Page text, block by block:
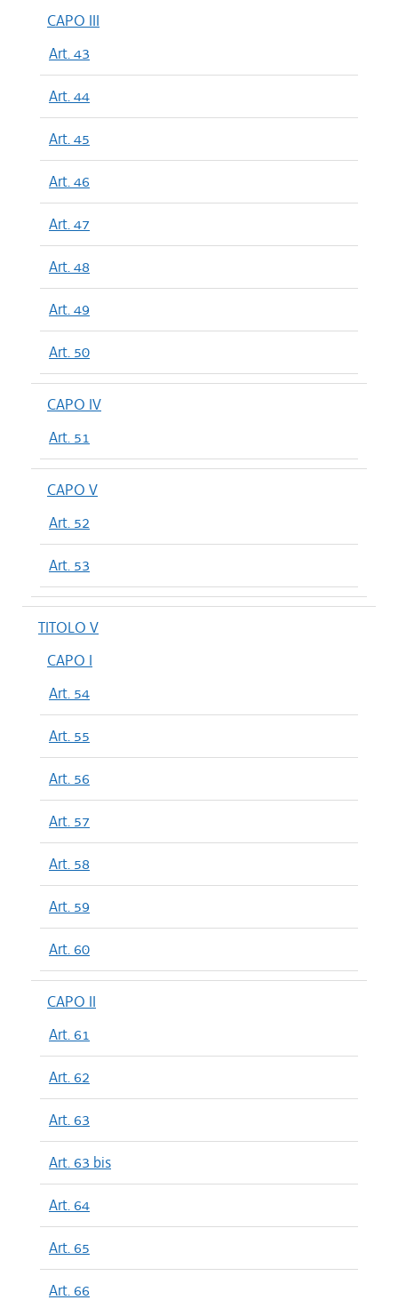
CAPO III
Art. 43
Art. 44
Art. 45
Art. 46
Art. 47
Art. 48
Art. 49
Art. 50
CAPO IV
Art. 51
CAPO V
Art. 52
Art. 53
TITOLO V
CAPO I
Art. 54
Art. 55
Art. 56
Art. 57
Art. 58
Art. 59
Art. 60
CAPO II
Art. 61
Art. 62
Art. 63
Art. 63 bis
Art. 64
Art. 65
Art. 66